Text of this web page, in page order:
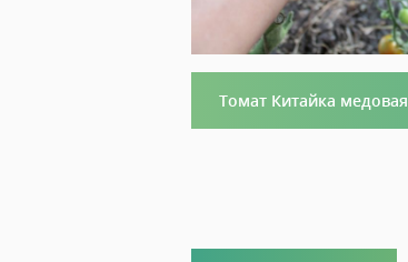
Томат Китайка медовая